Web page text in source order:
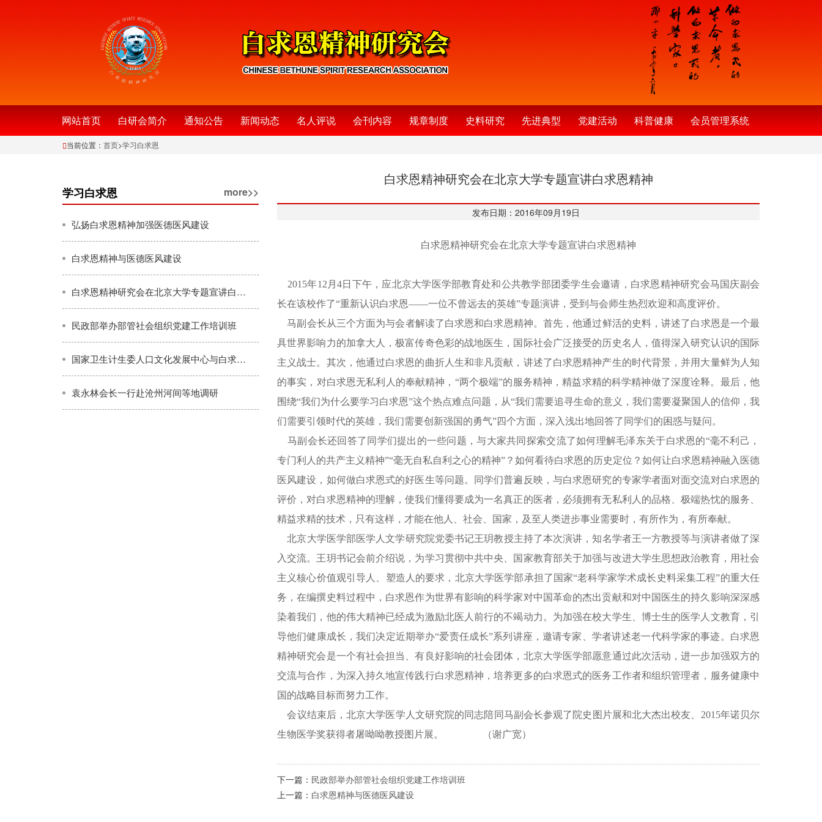
网站首页 白研会简介 通知公告 新闻动态 名人评说 会刊内容 规章制度 史料研究 先进典型 党建活动 科普健康 会员管理系统
当前位置： 首页>学习白求恩
学习白求恩 more>>
弘扬白求恩精神加强医德医风建设
白求恩精神与医德医风建设
白求恩精神研究会在北京大学专题宣讲白求恩精神
民政部举办部管社会组织党建工作培训班
国家卫生计生委人口文化发展中心与白求恩精神研究会共同探讨白求恩题材创作推介工作
袁永林会长一行赴沧州河间等地调研
白求恩精神研究会在北京大学专题宣讲白求恩精神
发布日期：2016年09月19日
白求恩精神研究会在北京大学专题宣讲白求恩精神
2015年12月4日下午，应北京大学医学部教育处和公共教学部团委学生会邀请，白求恩精神研究会马国庆副会
长在该校作了“重新认识白求恩——一位不曾远去的英雄”专题演讲，受到与会师生热烈欢迎和高度评价。
马副会长从三个方面为与会者解读了白求恩和白求恩精神。首先，他通过鲜活的史料，讲述了白求恩是一个最
具世界影响力的加拿大人，极富传奇色彩的战地医生，国际社会广泛接受的历史名人，值得深入研究认识的国际
主义战士。其次，他通过白求恩的曲折人生和非凡贡献，讲述了白求恩精神产生的时代背景，并用大量鲜为人知
的事实，对白求恩无私利人的奉献精神，“两个极端”的服务精神，精益求精的科学精神做了深度诠释。最后，他
围绕“我们为什么要学习白求恩”这个热点难点问题，从“我们需要追寻生命的意义，我们需要凝聚国人的信仰，我
们需要引领时代的英雄，我们需要创新强国的勇气”四个方面，深入浅出地回答了同学们的困惑与疑问。
马副会长还回答了同学们提出的一些问题，与大家共同探索交流了如何理解毛泽东关于白求恩的“毫不利己，
专门利人的共产主义精神”“毫无自私自利之心的精神”？如何看待白求恩的历史定位？如何让白求恩精神融入医德
医风建设，如何做白求恩式的好医生等问题。同学们普遍反映，与白求恩研究的专家学者面对面交流对白求恩的
评价，对白求恩精神的理解，使我们懂得要成为一名真正的医者，必须拥有无私利人的品格、极端热忱的服务、
精益求精的技术，只有这样，才能在他人、社会、国家，及至人类进步事业需要时，有所作为，有所奉献。
北京大学医学部医学人文学研究院党委书记王玥教授主持了本次演讲，知名学者王一方教授等与演讲者做了深
入交流。王玥书记会前介绍说，为学习贯彻中共中央、国家教育部关于加强与改进大学生思想政治教育，用社会
主义核心价值观引导人、塑造人的要求，北京大学医学部承担了国家“老科学家学术成长史料采集工程”的重大任
务，在编撰史料过程中，白求恩作为世界有影响的科学家对中国革命的杰出贡献和对中国医生的持久影响深深感
染着我们，他的伟大精神已经成为激励北医人前行的不竭动力。为加强在校大学生、博士生的医学人文教育，引
导他们健康成长，我们决定近期举办“爱责任成长”系列讲座，邀请专家、学者讲述老一代科学家的事迹。白求恩
精神研究会是一个有社会担当、有良好影响的社会团体，北京大学医学部愿意通过此次活动，进一步加强双方的
交流与合作，为深入持久地宣传践行白求恩精神，培养更多的白求恩式的医务工作者和组织管理者，服务健康中
国的战略目标而努力工作。
会议结束后，北京大学医学人文研究院的同志陪同马副会长参观了院史图片展和北大杰出校友、2015年诺贝尔
生物医学奖获得者屠呦呦教授图片展。 （谢广宽）
下一篇： 民政部举办部管社会组织党建工作培训班
上一篇： 白求恩精神与医德医风建设